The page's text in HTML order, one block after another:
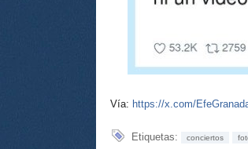
Vía: https://x.com/
Etiquetas: conciertos